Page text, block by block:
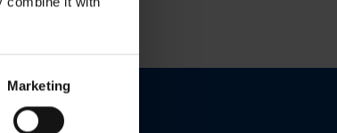
Marketing